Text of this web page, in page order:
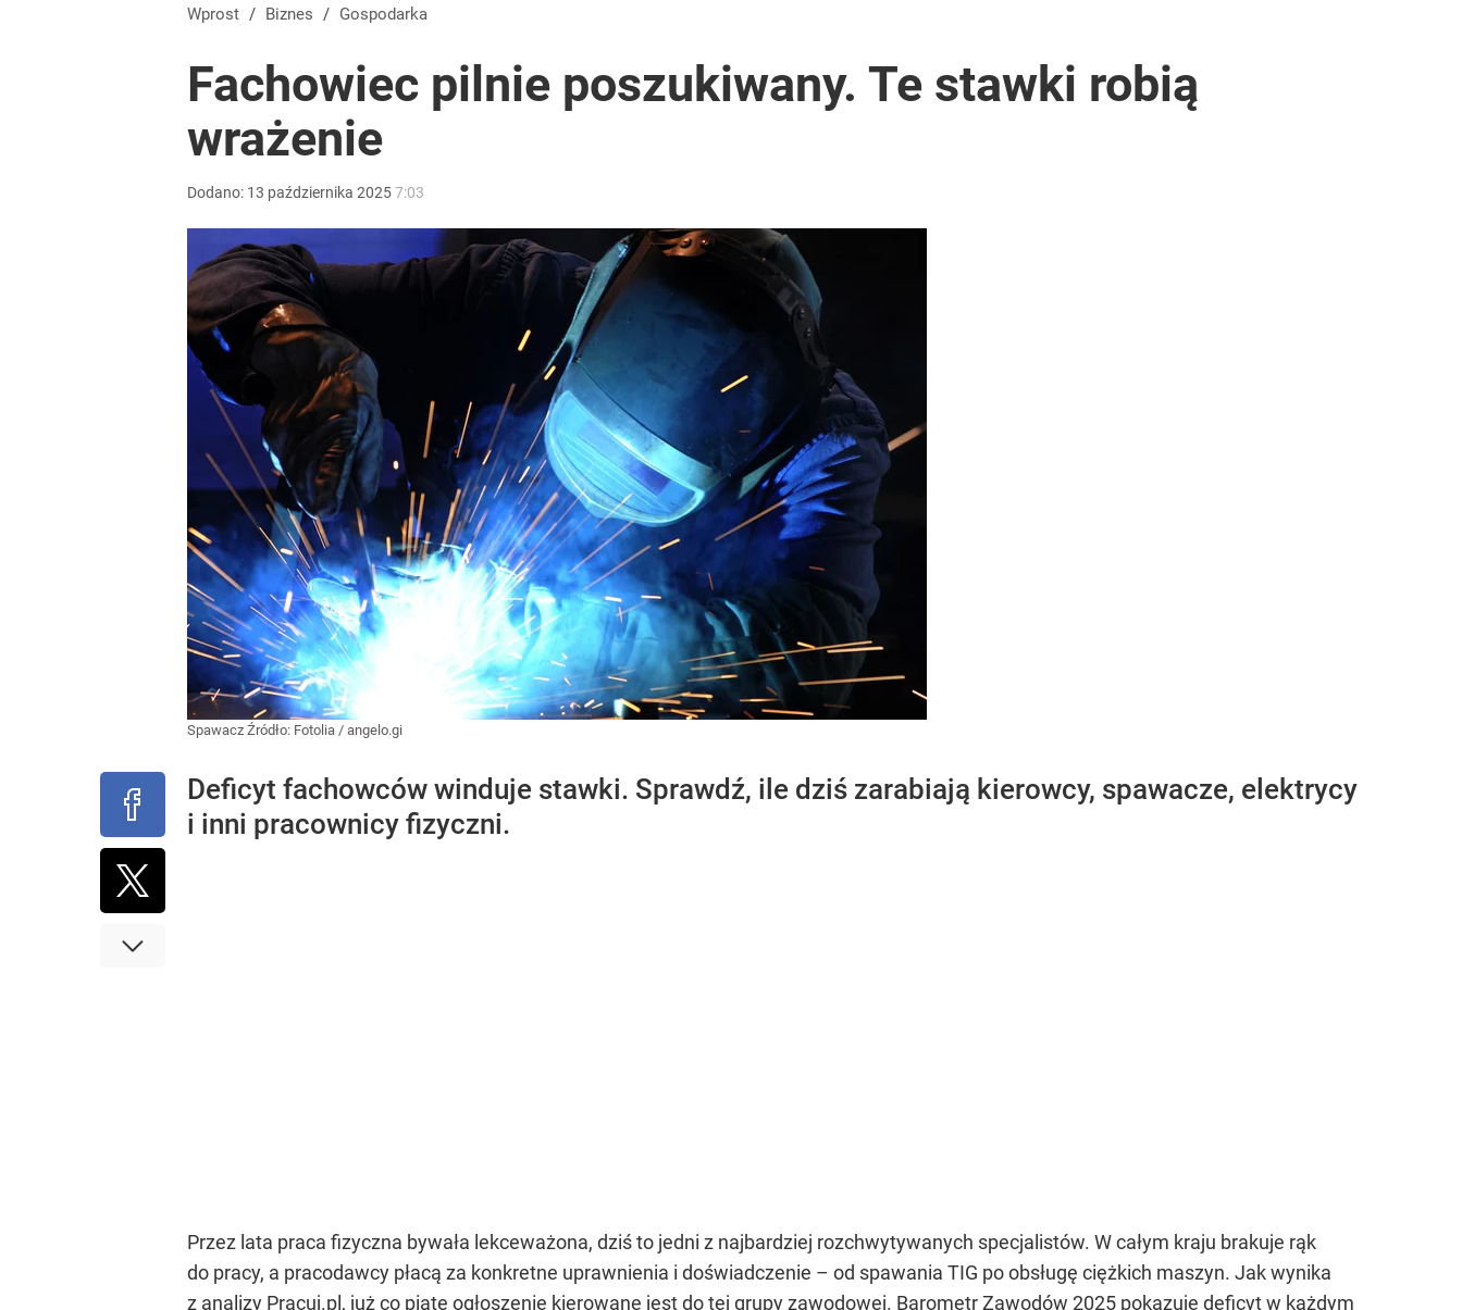
Wprost / Biznes / Gospodarka
Fachowiec pilnie poszukiwany. Te stawki robią
wrażenie
Dodano: 13 października 20257:03
Spawacz Źródło: Fotolia / angelo.gi
Deficyt fachowców winduje stawki. Sprawdź, ile dziś zarabiają kierowcy, spawacze, elektrycy
i inni pracownicy fizyczni.
Przez lata praca fizyczna bywała lekceważona, dziś to jedni z najbardziej rozchwytywanych specjalistów. W całym kraju brakuje rąk
do pracy, a pracodawcy płacą za konkretne uprawnienia i doświadczenie – od spawania TIG po obsługę ciężkich maszyn. Jak wynika
z analizy Pracuj.pl, już co piąte ogłoszenie kierowane jest do tej grupy zawodowej. Barometr Zawodów 2025 pokazuje deficyt w każdym